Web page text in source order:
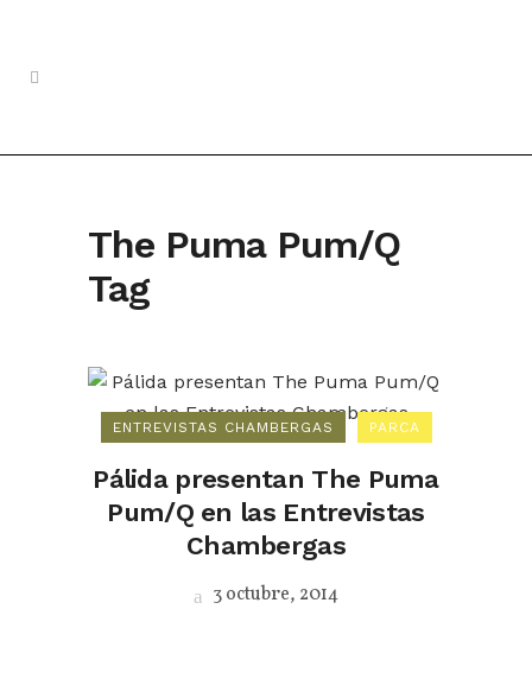
The Puma Pum/Q
Tag
ENTREVISTAS CHAMBERGAS PARCA
Pálida presentan The Puma
Pum/Q en las Entrevistas
Chambergas
3 octubre, 2014